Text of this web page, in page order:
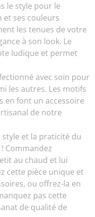
le style pour le
et ses couleurs
les tenues de votre
à son look. Le
ludique et permet
avec soin pour
les autres. Les motifs
en font un accessoire
de notre
et la praticité du
Commandez
au chaud et lui
cette pièce unique et
ou offrez-la en
pas cette
de qualité de